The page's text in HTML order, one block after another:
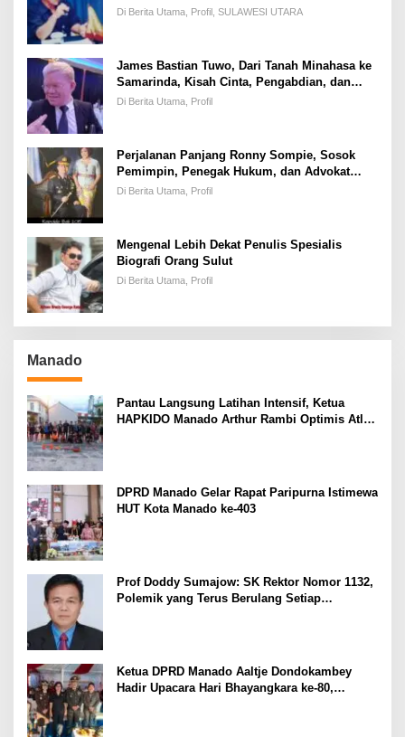
yang Disegani Lintas Generasi
Di Berita Utama, Profil, SULAWESI UTARA
James Bastian Tuwo, Dari Tanah Minahasa ke
Samarinda, Kisah Cinta, Pengabdian, dan
Kesuksesan
Di Berita Utama, Profil
Perjalanan Panjang Ronny Sompie, Sosok
Pemimpin, Penegak Hukum, dan Advokat
Keadilan
Di Berita Utama, Profil
Mengenal Lebih Dekat Penulis Spesialis
Biografi Orang Sulut
Di Berita Utama, Profil
Manado
Pantau Langsung Latihan Intensif, Ketua
HAPKIDO Manado Arthur Rambi Optimis Atlet
DPRD Manado Gelar Rapat Paripurna Istimewa
HUT Kota Manado ke-403
Prof Doddy Sumajow: SK Rektor Nomor 1132,
Polemik yang Terus Berulang Setiap
Ketua DPRD Manado Aaltje Dondokambey
Hadir Upacara Hari Bhayangkara ke-80,